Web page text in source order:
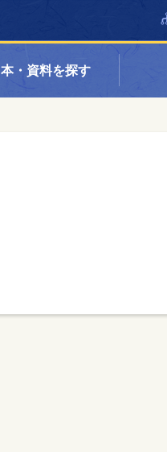
本・資料を探す